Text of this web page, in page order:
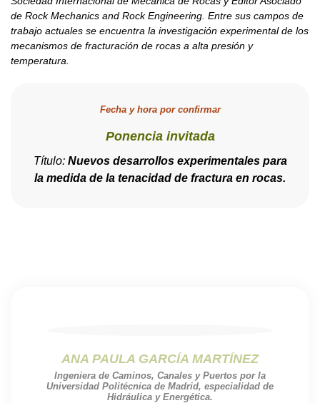
de Rock Mechanics and Rock Engineering. Entre sus campos de
trabajo actuales se encuentra la investigación experimental de los
mecanismos de fracturación de rocas a alta presión y
temperatura.
Fecha y hora por confirmar
Ponencia invitada
Título: Nuevos desarrollos experimentales para
la medida de la tenacidad de fractura en rocas.
ANA PAULA GARCÍA MARTÍNEZ
Ingeniera de Caminos, Canales y Puertos por la
Universidad Politécnica de Madrid, especialidad de
Hidráulica y Energética.